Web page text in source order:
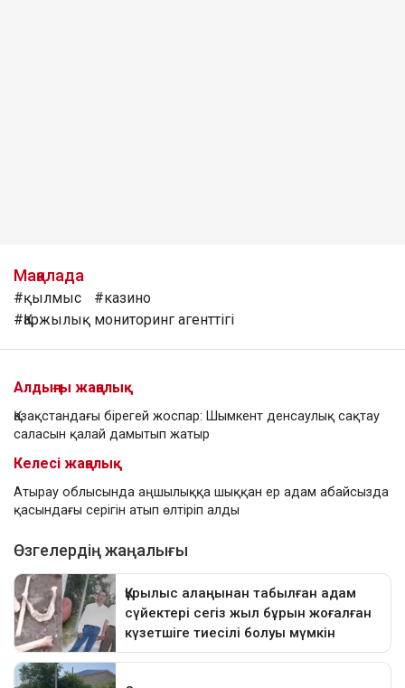
Мақалада
#қылмыс
#казино
#Қаржылық мониторинг агенттігі
Алдыңғы жаңалық
Қазақстандағы бірегей жоспар: Шымкент денсаулық сақтау
саласын қалай дамытып жатыр
Келесі жаңалық
Атырау облысында аңшылыққа шыққан ер адам абайсызда
қасындағы серігін атып өлтіріп алды